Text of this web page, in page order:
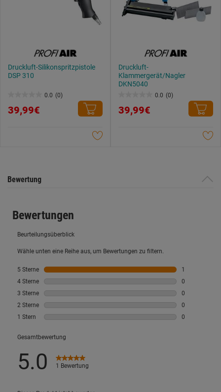
Druckluft-Silikonspritzpistole
DSP 310
0.0 (0)
von
39,99€
Druckluft-
Klammergerät/Nagler
DKN5040
0.0 (0)
von
39,99€
Bewertung